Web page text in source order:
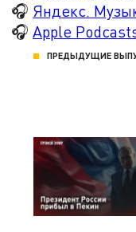
🎧 Яндекс.
🎧 Apple
ПРЕДЫДУЩИЕ